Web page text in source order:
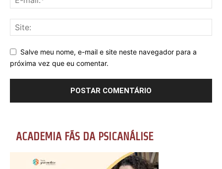
Salve meu nome, e-mail e site neste navegador para a
próxima vez que eu comentar.
ACADEMIA FÃS DA PSICANÁLISE